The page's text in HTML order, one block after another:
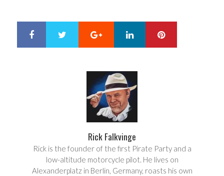
Google+ LinkedIn
Rick Falkvinge
Rick is the founder of the first Pirate Party and a
low-altitude motorcycle pilot. He lives on
Alexanderplatz in Berlin, Germany, roasts his own